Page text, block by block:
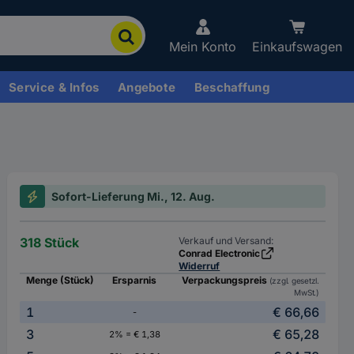
Mein Konto Einkaufswagen
Service & Infos Angebote Beschaffung
Sofort-Lieferung Mi., 12. Aug.
318 Stück
Verkauf und Versand:
Conrad Electronic
Widerruf
Menge (Stück)
Ersparnis Verpackungspreis (zzgl. gesetzl.
MwSt.)
1 -
€ 66,66
3
2% = € 1,38
€ 65,28